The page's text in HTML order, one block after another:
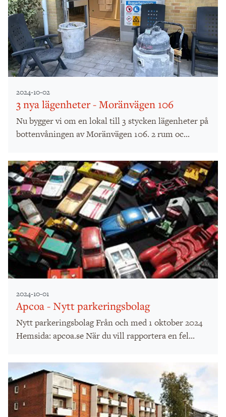
2024-10-02
3 nya lägenheter - Moränvägen 106
Nu bygger vi om en lokal till 3 stycken lägenheter på
bottenvåningen av Moränvägen 106. 2 rum oc...
2024-10-01
Apcoa - Nytt parkeringsbolag
Nytt parkeringsbolag Från och med 1 oktober 2024
Hemsida: apcoa.se När du vill rapportera en fel...